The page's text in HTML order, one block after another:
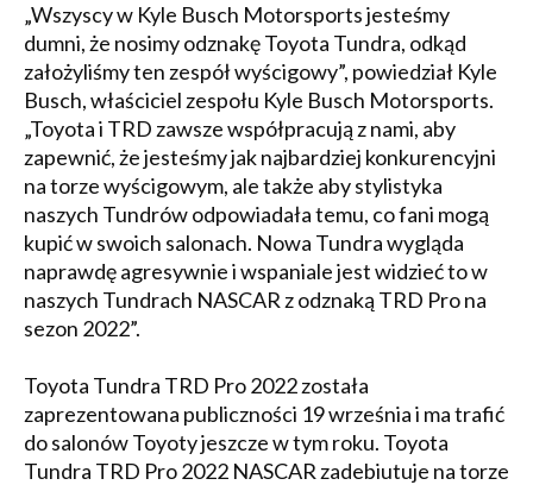
„Wszyscy w Kyle Busch Motorsports jesteśmy
dumni, że nosimy odznakę Toyota Tundra, odkąd
założyliśmy ten zespół wyścigowy”, powiedział Kyle
Busch, właściciel zespołu Kyle Busch Motorsports.
„Toyota i TRD zawsze współpracują z nami, aby
zapewnić, że jesteśmy jak najbardziej konkurencyjni
na torze wyścigowym, ale także aby stylistyka
naszych Tundrów odpowiadała temu, co fani mogą
kupić w swoich salonach. Nowa Tundra wygląda
naprawdę agresywnie i wspaniale jest widzieć to w
naszych Tundrach NASCAR z odznaką TRD Pro na
sezon 2022”.
Toyota Tundra TRD Pro 2022 została
zaprezentowana publiczności 19 września i ma trafić
do salonów Toyoty jeszcze w tym roku. Toyota
Tundra TRD Pro 2022 NASCAR zadebiutuje na torze